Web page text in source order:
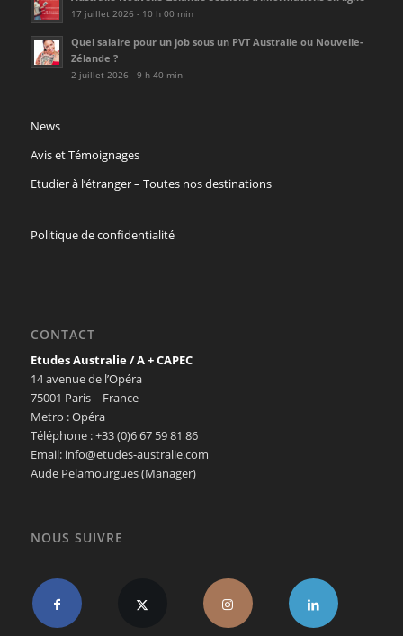
17 juillet 2026 - 10 h 00 min
Quel salaire pour un job sous un PVT Australie ou Nouvelle-
Zélande ?
2 juillet 2026 - 9 h 40 min
News
Avis et Témoignages
Etudier à l’étranger – Toutes nos destinations
Politique de confidentialité
CONTACT
Etudes Australie / A + CAPEC
14 avenue de l’Opéra
75001 Paris – France
Metro : Opéra
Téléphone : +33 (0)6 67 59 81 86
Email: info@etudes-australie.com
Aude Pelamourgues (Manager)
NOUS SUIVRE